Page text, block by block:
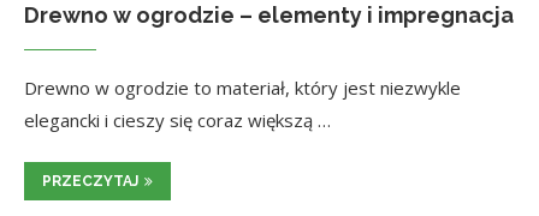
Drewno w ogrodzie – elementy i impregnacja
Drewno w ogrodzie to materiał, który jest niezwykle
elegancki i cieszy się coraz większą …
PRZECZYTAJ